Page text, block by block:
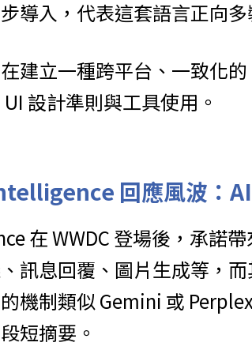
導入，代表這套語言正向多
建立一種跨平台、一致化
設計準則與工具使用。
回應風波：
在 WWDC 登場後，承諾
訊息回覆、圖片生成等，
機制類似 Gemini 或
短摘要。